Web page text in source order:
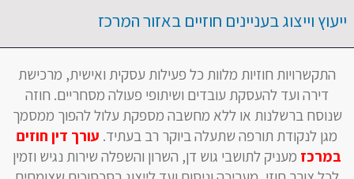
ייעוץ וייצוג בעניינים חוזיים באזור המרכז
התקשרויות חוזיות מלוות כל פעילות עסקית ואישית, מרכישת
דירה ועד להעסקת עובדים ושיתופי פעולה מסחריים. חוזה
שנוסח ברשלנות או ללא מחשבה מספקת עלול להפוך ממסמך
מגן לנקודת תורפה שתעלה ביוקר רב בעתיד. עורך דין חוזים
במרכז מעניק לתושבי גוש דן, השרון והשפלה שירות נגיש וזמין